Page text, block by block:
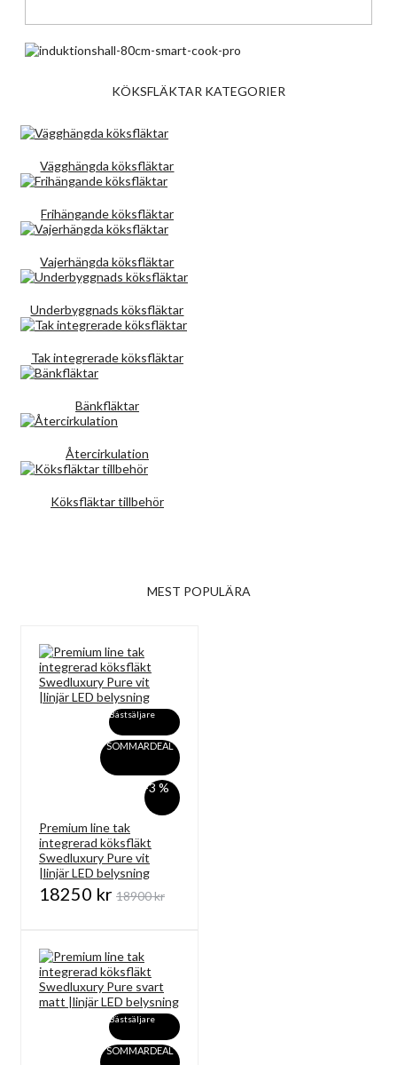
KÖKSFLÄKTAR KATEGORIER
Vägghängda köksfläktar
Frihängande köksfläktar
Vajerhängda köksfläktar
Underbyggnads köksfläktar
Tak integrerade köksfläktar
Bänkfläktar
Återcirkulation
Köksfläktar tillbehör
MEST POPULÄRA
Bästsäljare
SOMMARDEAL
-3 %
Premium line tak
integrerad köksfläkt
Swedluxury Pure vit
|linjär LED belysning
18250 kr 18900 kr
Bästsäljare
SOMMARDEAL